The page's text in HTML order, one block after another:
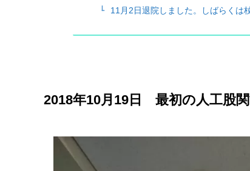
11月2日退院しました。しばらくは
2018年10月19日 最初の人工股